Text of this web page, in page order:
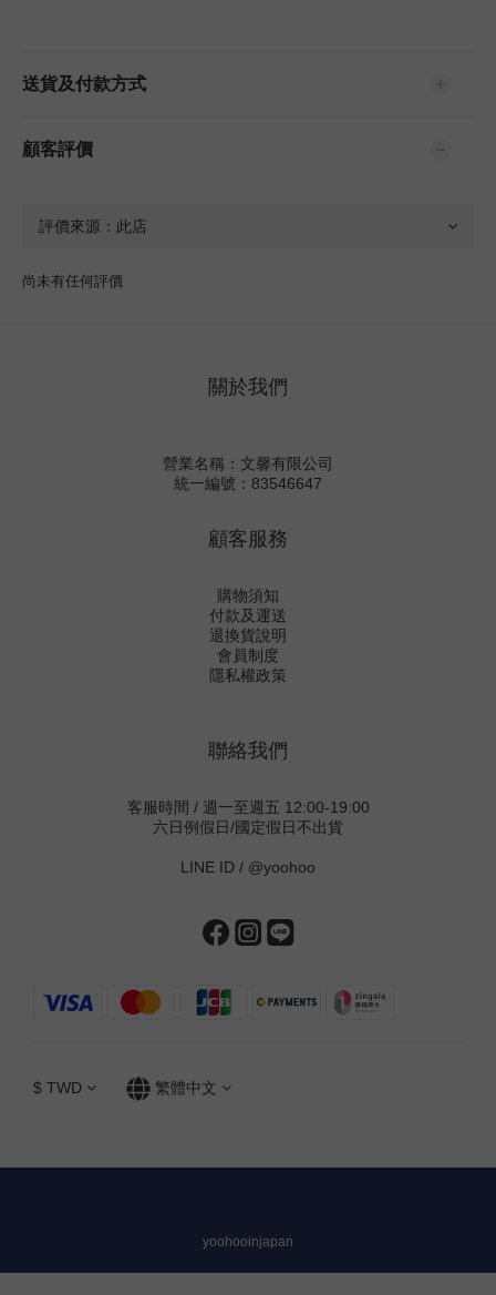
送貨及付款方式
顧客評價
尚未有任何評價
關於我們
營業名稱：文馨有限公司
統一編號：83546647
顧客服務
購物須知
付款及運送
退換貨說明
會員制度
隱私權政策
聯絡我們
客服時間 / 週一至週五 12:00-19:00
六日例假日/國定假日不出貨
LINE ID / @yoohoo
$ TWD 繁體中文
yoohooinjapan